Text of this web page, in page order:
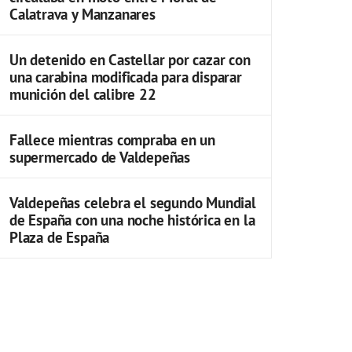
Calatrava y Manzanares
Un detenido en Castellar por cazar con
una carabina modificada para disparar
munición del calibre 22
Fallece mientras compraba en un
supermercado de Valdepeñas
Valdepeñas celebra el segundo Mundial
de España con una noche histórica en la
Plaza de España